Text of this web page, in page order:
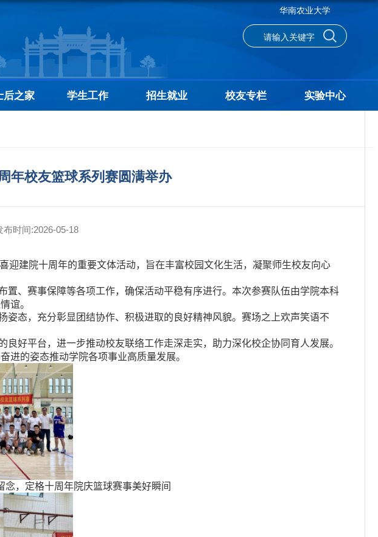
华南农业大学
后之家 学生工作 招生就业 校友专栏 实验中心
校友篮球系列赛圆满举办
时间:2026-05-18
迎建院十周年的重要文体活动，旨在丰富校园文化生活，凝聚师生校友向心
、赛事保障等各项工作，确保活动平稳有序进行。本次参赛队伍由学院本科
谊。
态，充分彰显团结协作、积极进取的良好精神风貌。赛场之上欢声笑语不
好平台，进一步推动校友联络工作走深走实，助力深化校企协同育人发展。
进的姿态推动学院各项事业高质量发展。
，定格十周年院庆篮球赛事美好瞬间